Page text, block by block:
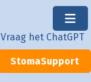
Vraag het ChatGPT
StomaSupport
×